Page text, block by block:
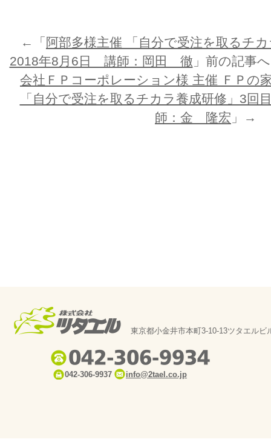
←「 阿部多様主催 「自分で受注を取るチ
2018年8月6日 講師：岡田 徹 」前の記
会社ＦＰコーポレーション様 主催 ＦＰの
「自分で受注を取るチカラ養成研修」3
師：金 隆宏 」→
東京都小金井市本町3-10-13ツタエルビ
042-306-9937 info@2tael.co.jp